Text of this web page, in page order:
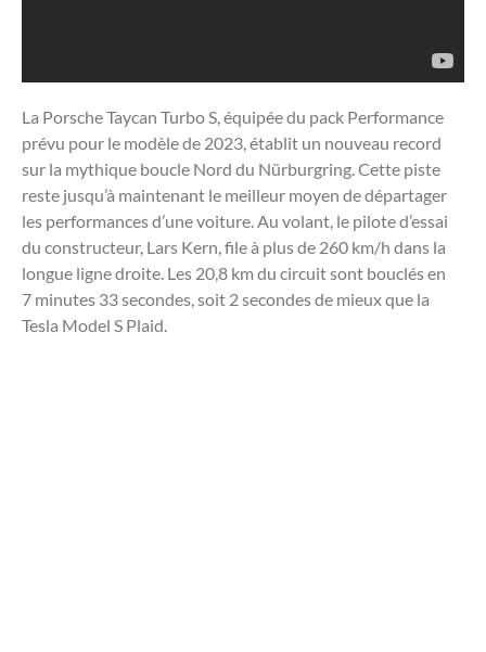
La Porsche Taycan Turbo S, équipée du pack Performance
prévu pour le modèle de 2023, établit un nouveau record
sur la mythique boucle Nord du Nürburgring. Cette piste
reste jusqu’à maintenant le meilleur moyen de départager
les performances d’une voiture. Au volant, le pilote d’essai
du constructeur, Lars Kern, file à plus de 260 km/h dans la
longue ligne droite. Les 20,8 km du circuit sont bouclés en
7 minutes 33 secondes, soit 2 secondes de mieux que la
Tesla Model S Plaid.